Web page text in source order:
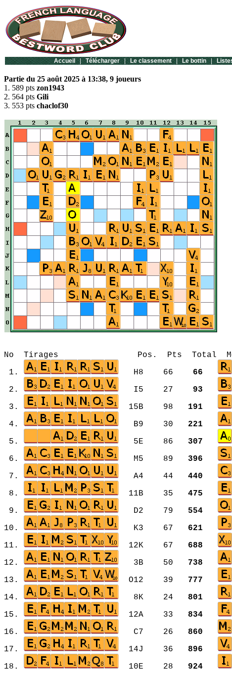
Accueil | Télécharger | Le classement | Le bottin |
Partie du 25 août 2025 à 13:38, 9 joueurs
1. 589 pts zon1943
2. 564 pts Gili
3. 553 pts chaclof30
No Tirages Pos. Pts Total Mots
1.
H8 66 66
2.
I5 27 93
3.
15B 98 191
4.
B9 30 221
5.
5E 86 307
6.
M5 89 396
7.
A4 44 440
8.
11B 35 475
9.
D2 79 554
10.
K3 67 621
11.
12K 67 688
12.
3B 50 738
13.
O12 39 777
14.
8K 24 801
15.
12A 33 834
16.
C7 26 860
17.
14J 36 896
18.
10E 28 924